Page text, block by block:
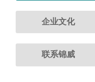
企业文化
联系锦威